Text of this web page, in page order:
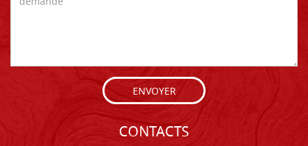
ENVOYER
CONTACTS